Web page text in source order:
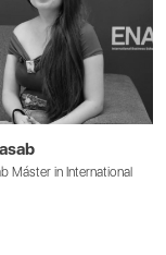
Máster in International